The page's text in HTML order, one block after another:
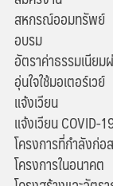
สหกรณ์ออมทรัพย์
อบรม
อัตราค่าธรรมเนียม
อุ่นใจใช้มอเตอร์เวย์
แจ้งเวียน
แจ้งเวียน COVID-
โครงการที่กำลังก่อ
โครงการในอนาคต